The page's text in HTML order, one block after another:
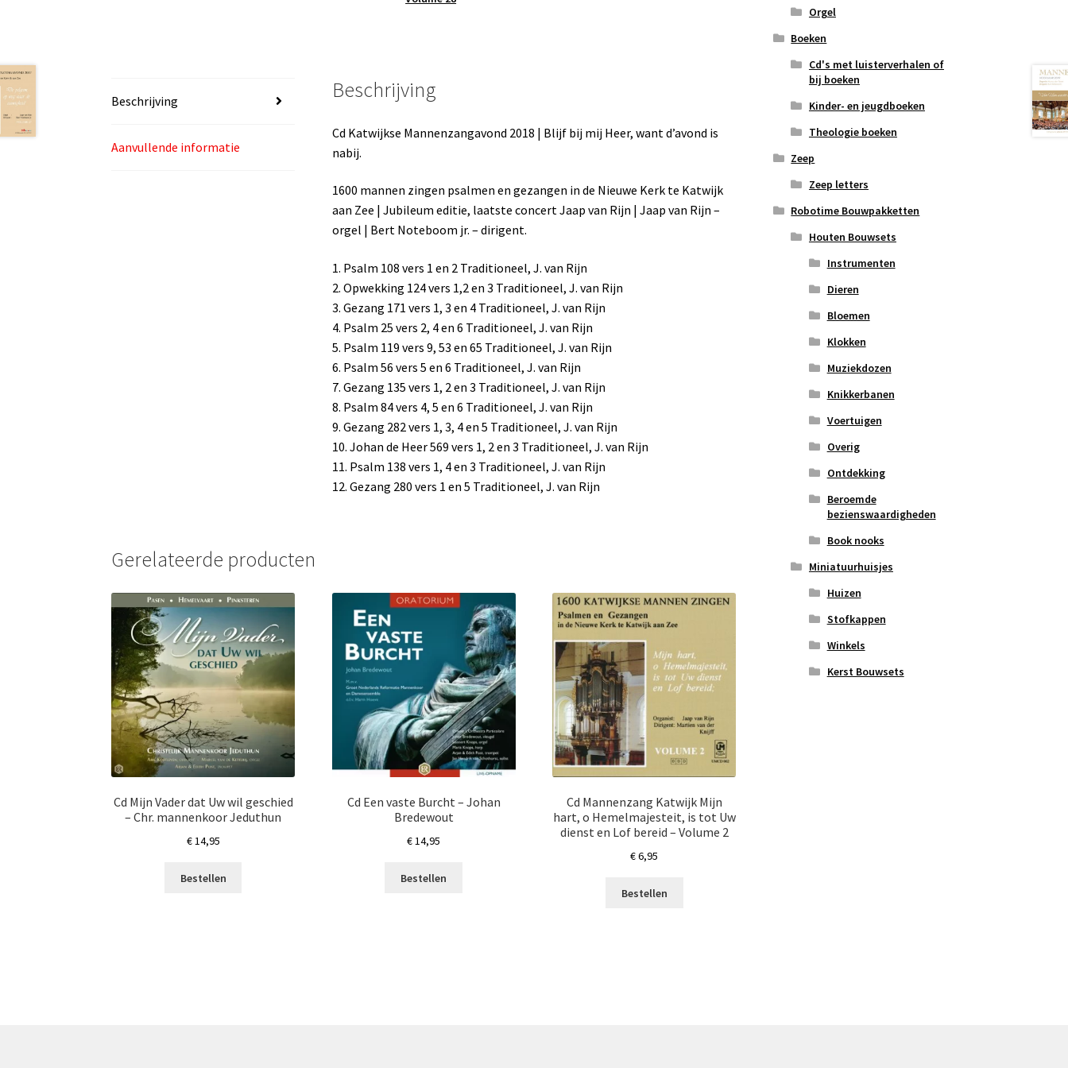
Beschrijving
Aanvullende informatie
Beschrijving
Cd Katwijkse Mannenzangavond 2018 | Blijf bij mij Heer, want d’avond is
nabij.
1600 mannen zingen psalmen en gezangen in de Nieuwe Kerk te Katwijk
aan Zee | Jubileum editie, laatste concert Jaap van Rijn | Jaap van Rijn –
orgel | Bert Noteboom jr. – dirigent.
1. Psalm 108 vers 1 en 2 Traditioneel, J. van Rijn
2. Opwekking 124 vers 1,2 en 3 Traditioneel, J. van Rijn
3. Gezang 171 vers 1, 3 en 4 Traditioneel, J. van Rijn
4. Psalm 25 vers 2, 4 en 6 Traditioneel, J. van Rijn
5. Psalm 119 vers 9, 53 en 65 Traditioneel, J. van Rijn
6. Psalm 56 vers 5 en 6 Traditioneel, J. van Rijn
7. Gezang 135 vers 1, 2 en 3 Traditioneel, J. van Rijn
8. Psalm 84 vers 4, 5 en 6 Traditioneel, J. van Rijn
9. Gezang 282 vers 1, 3, 4 en 5 Traditioneel, J. van Rijn
10. Johan de Heer 569 vers 1, 2 en 3 Traditioneel, J. van Rijn
11. Psalm 138 vers 1, 4 en 3 Traditioneel, J. van Rijn
12. Gezang 280 vers 1 en 5 Traditioneel, J. van Rijn
Gerelateerde producten
Cd Mijn Vader dat Uw wil geschied
– Chr. mannenkoor Jeduthun
€14,95
Bestellen
Cd Een vaste Burcht – Johan
Bredewout
€14,95
Bestellen
Cd Mannenzang Katwijk Mijn
hart, o Hemelmajesteit, is tot Uw
dienst en Lof bereid – Volume 2
€6,95
Bestellen
Orgel
Boeken
Cd's met luisterverhalen of
bij boeken
Kinder- en jeugdboeken
Theologie boeken
Zeep
Zeep letters
Robotime Bouwpakketten
Houten Bouwsets
Instrumenten
Dieren
Bloemen
Klokken
Muziekdozen
Knikkerbanen
Voertuigen
Overig
Ontdekking
Beroemde
bezienswaardigheden
Book nooks
Miniatuurhuisjes
Huizen
Stofkappen
Winkels
Kerst Bouwsets